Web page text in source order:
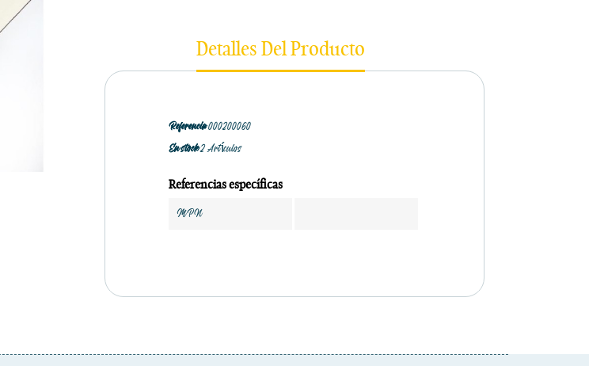
Detalles Del Producto
Referencia000200060
En stock2 Artículos
Referencias específicas
MPN